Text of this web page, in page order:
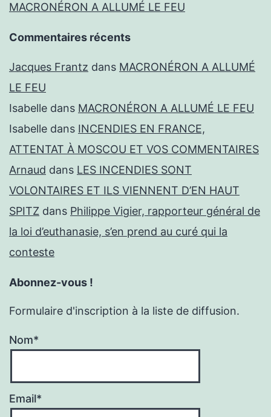
MACRONÉRON A ALLUMÉ LE FEU
Commentaires récents
Jacques Frantz dans MACRONÉRON A ALLUMÉ
LE FEU
Isabelle dans MACRONÉRON A ALLUMÉ LE FEU
Isabelle dans INCENDIES EN FRANCE,
ATTENTAT À MOSCOU ET VOS COMMENTAIRES
Arnaud dans LES INCENDIES SONT
VOLONTAIRES ET ILS VIENNENT D’EN HAUT
SPITZ dans Philippe Vigier, rapporteur général de
la loi d’euthanasie, s’en prend au curé qui la
conteste
Abonnez-vous !
Formulaire d'inscription à la liste de diffusion.
Nom*
Email*